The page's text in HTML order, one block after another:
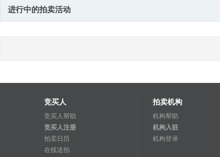
进行中的拍卖活动
竞买人
竞买人帮助
竞买人注册
拍卖日历
在线送拍
拍卖机构
机构帮助
机构入驻
机构登录